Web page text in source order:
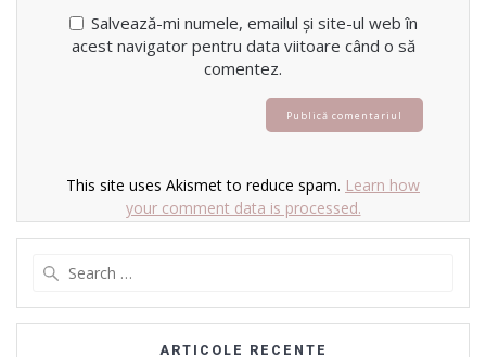
Salvează-mi numele, emailul și site-ul web în
acest navigator pentru data viitoare când o să
comentez.
This site uses Akismet to reduce spam. Learn how
your comment data is processed.
ARTICOLE RECENTE